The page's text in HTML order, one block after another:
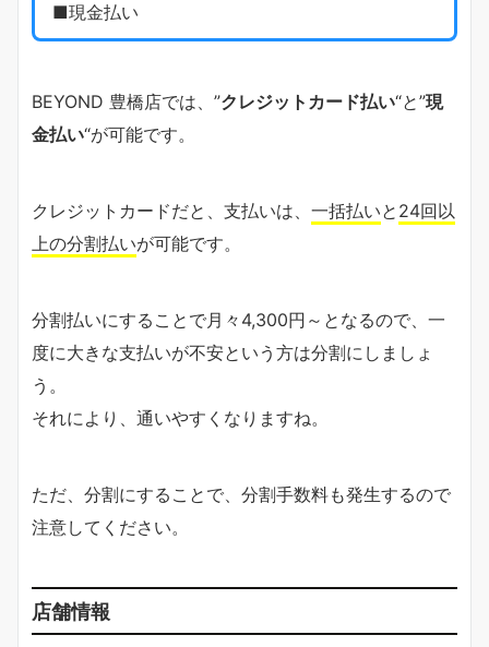
■現金払い
BEYOND 豊橋店では、”クレジットカード払い“と”現
金払い“が可能です。
クレジットカードだと、支払いは、 一括払いと 24回以
上の分割払いが可能です。
分割払いにすることで月々4,300円～となるので、一
度に大きな支払いが不安という方は分割にしましょ
う。
それにより、通いやすくなりますね。
ただ、分割にすることで、分割手数料も発生するので
注意してください。
店舗情報